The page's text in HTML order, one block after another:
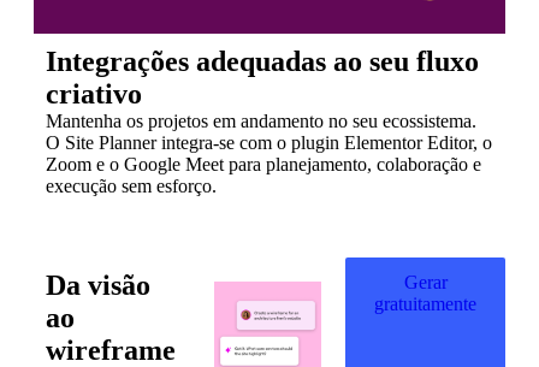
Integrações adequadas ao seu fluxo
criativo
Mantenha os projetos em andamento no seu ecossistema.
O Site Planner integra-se com o plugin Elementor Editor, o
Zoom e o Google Meet para planejamento, colaboração e
execução sem esforço.
Da visão
ao
wireframe
Gerar
gratuitamente